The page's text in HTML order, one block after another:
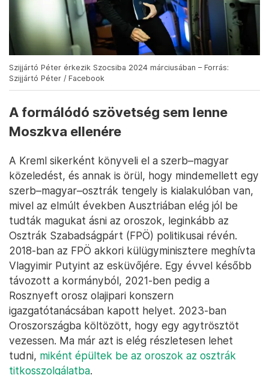
Szijjártó Péter érkezik Szocsiba 2024 márciusában – Forrás:
Szijjártó Péter / Facebook
A formálódó szövetség sem lenne
Moszkva ellenére
A Kreml sikerként könyveli el a szerb–magyar
közeledést, és annak is örül, hogy mindemellett egy
szerb–magyar–osztrák tengely is kialakulóban van,
mivel az elmúlt években Ausztriában elég jól be
tudták magukat ásni az oroszok, leginkább az
Osztrák Szabadságpárt (FPÖ) politikusai révén.
2018-ban az FPÖ akkori külügyminisztere meghívta
Vlagyimir Putyint az esküvőjére. Egy évvel később
távozott a kormányból, 2021-ben pedig a
Rosznyeft orosz olajipari konszern
igazgatótanácsában kapott helyet. 2023-ban
Oroszországba költözött, hogy egy agytrösztöt
vezessen. Ma már azt is elég részletesen lehet
tudni, miként épültek be az oroszok az osztrák
titkosszolgálatba.